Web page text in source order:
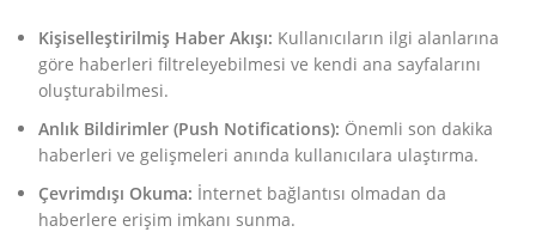
Kişiselleştirilmiş Haber Akışı: Kullanıcıların ilgi alanlarına
göre haberleri filtreleyebilmesi ve kendi ana sayfalarını
oluşturabilmesi.
Anlık Bildirimler (Push Notifications): Önemli son dakika
haberleri ve gelişmeleri anında kullanıcılara ulaştırma.
Çevrimdışı Okuma: İnternet bağlantısı olmadan da
haberlere erişim imkanı sunma.